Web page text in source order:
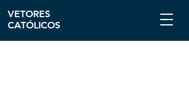
VETORES
CATÓLICOS